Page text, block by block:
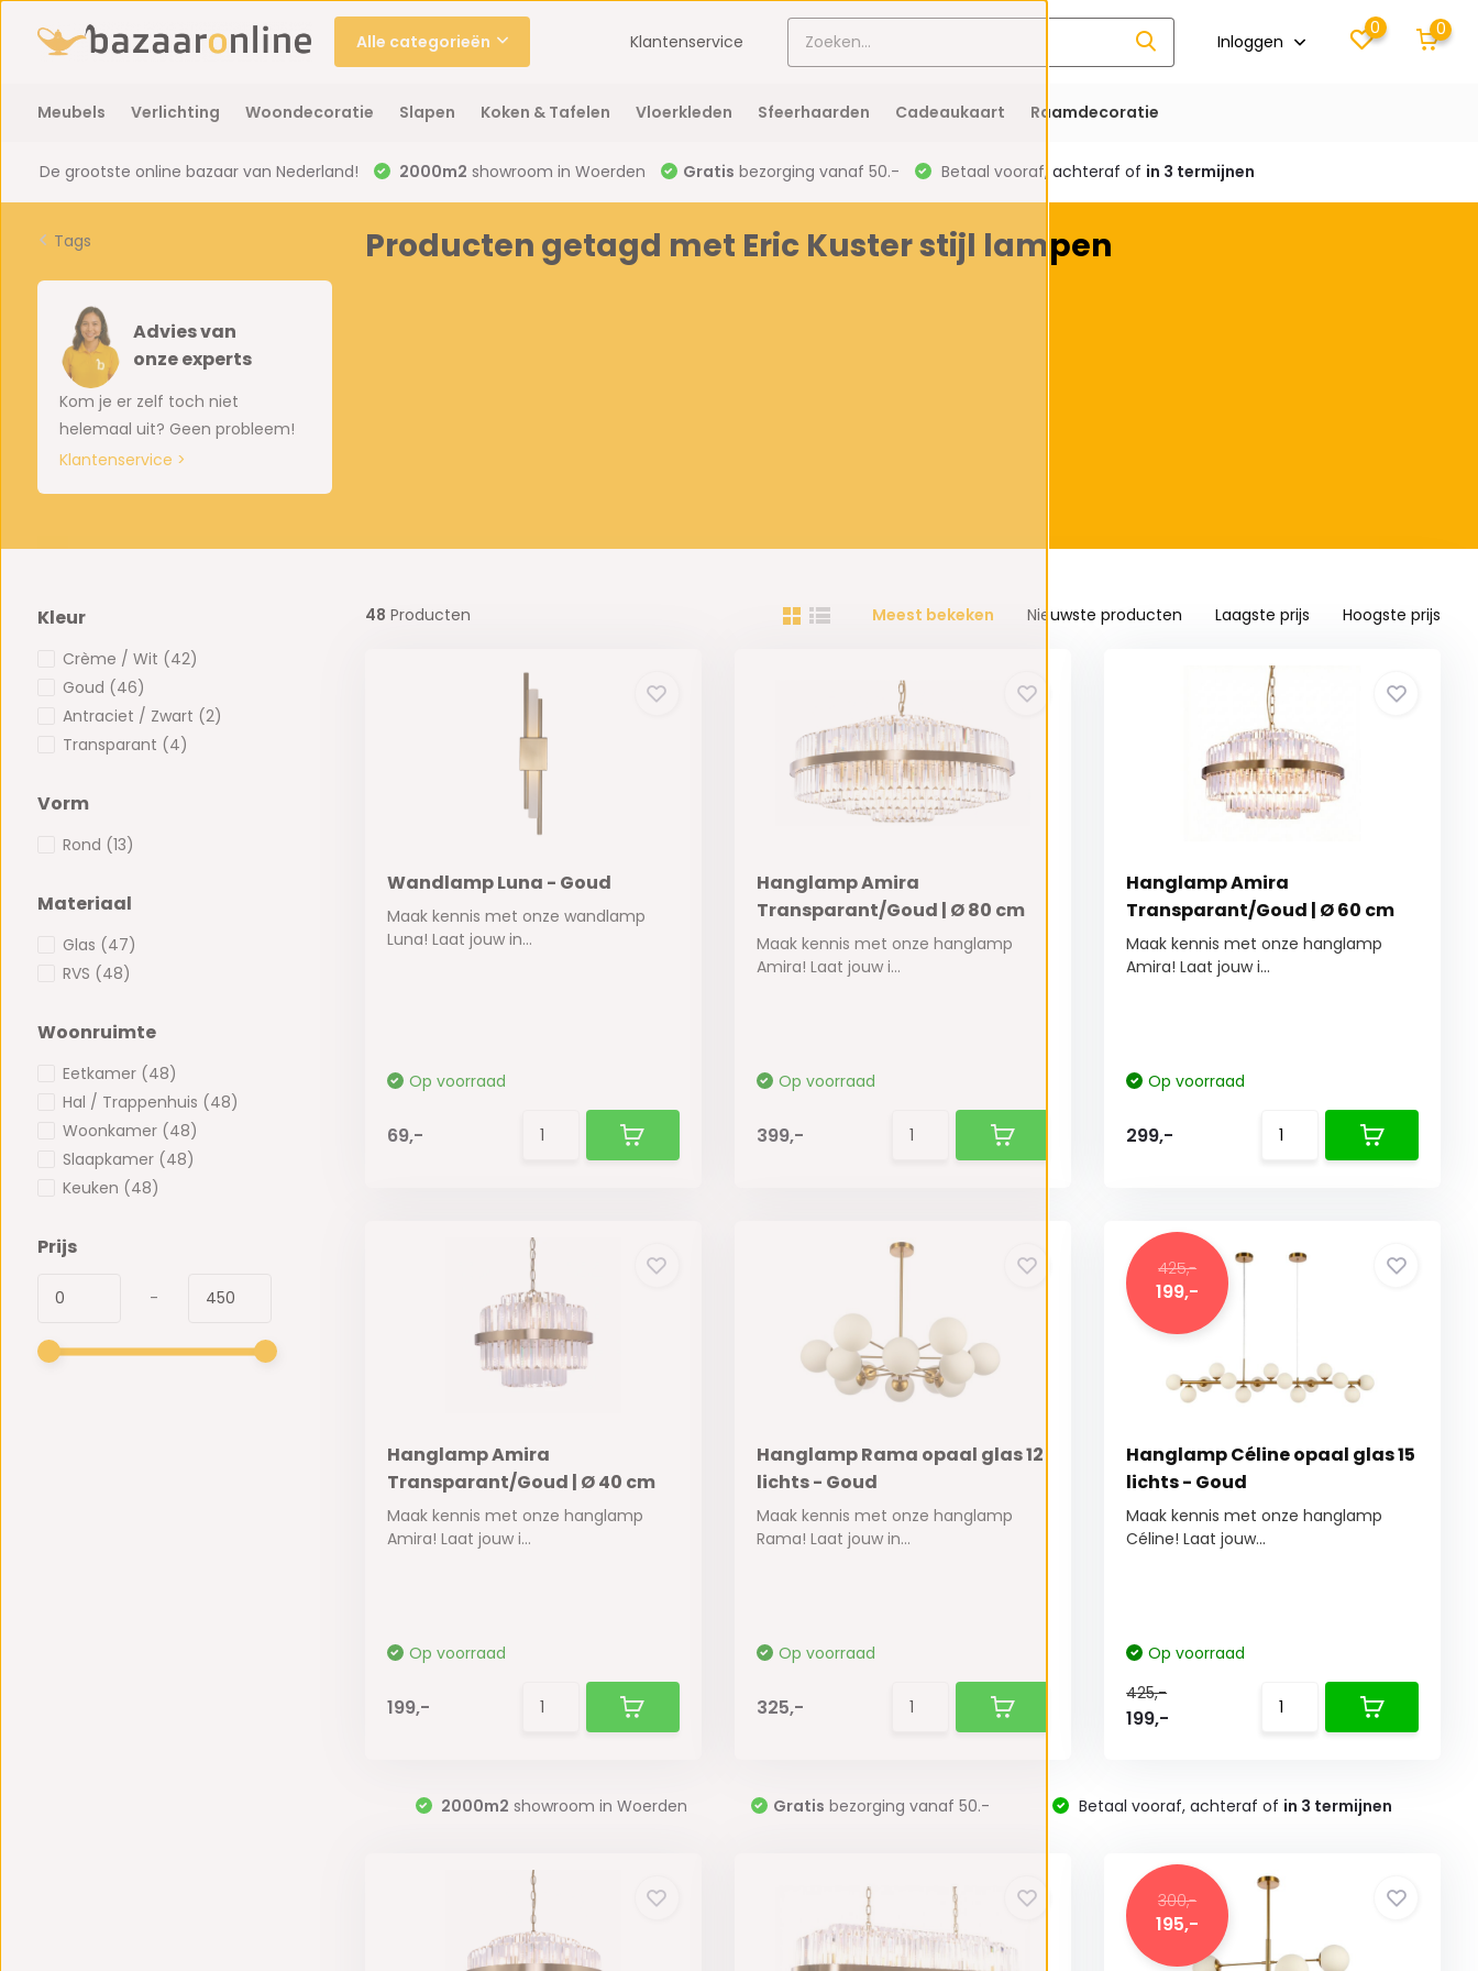
Alle categorieën Klantenservice Inloggen
0 0
Meubels Verlichting Woondecoratie Slapen Koken & Tafelen Vloerkleden Sfeerhaarden Cadeaukaart Raamdecoratie
De grootste online bazaar van Nederland! 2000m2 showroom in Woerden Gratis bezorging vanaf 50.- Betaal vooraf, achteraf of in 3 termijnen
Tags
Advies van
onze experts
Kom je er zelf toch niet
helemaal uit? Geen probleem!
Klantenservice >
Producten getagd met Eric Kuster stijl lampen
Kleur
Crème / Wit (42)
Goud (46)
Antraciet / Zwart (2)
Transparant (4)
Vorm
Rond (13)
Materiaal
Glas (47)
RVS (48)
Woonruimte
Eetkamer (48)
Hal / Trappenhuis (48)
Woonkamer (48)
Slaapkamer (48)
Keuken (48)
Prijs
-
48 Producten Meest bekeken Nieuwste producten Laagste prijs Hoogste prijs
Wandlamp Luna - Goud
Maak kennis met onze wandlamp
Luna! Laat jouw in...
Op voorraad
69,-
Hanglamp Amira
Transparant/Goud | Ø 80 cm
Maak kennis met onze hanglamp
Amira! Laat jouw i...
Op voorraad
399,-
Hanglamp Amira
Transparant/Goud | Ø 60 cm
Maak kennis met onze hanglamp
Amira! Laat jouw i...
Op voorraad
299,-
Hanglamp Amira
Transparant/Goud | Ø 40 cm
Maak kennis met onze hanglamp
Amira! Laat jouw i...
Op voorraad
199,-
Hanglamp Rama opaal glas 12
lichts - Goud
Maak kennis met onze hanglamp
Rama! Laat jouw in...
Op voorraad
325,-
425,-
199,-
Hanglamp Céline opaal glas 15
lichts - Goud
Maak kennis met onze hanglamp
Céline! Laat jouw...
Op voorraad
425,-
199,-
2000m2 showroom in Woerden Gratis bezorging vanaf 50.- Betaal vooraf, achteraf of in 3 termijnen
300,-
195,-